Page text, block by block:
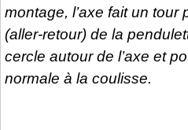
montage, l’axe fait un tour
(aller-retour) de la
cercle autour de l’axe et
normale à la coulisse.